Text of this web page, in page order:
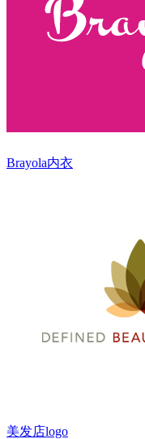
Brayola内衣
美发店logo